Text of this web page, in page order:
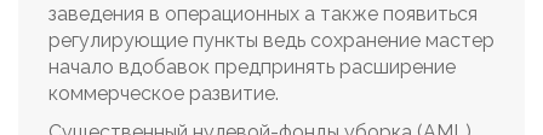
заведения в операционных а также появиться
регулирующие пункты ведь сохранение мастер
начало вдобавок предпринять расширение
коммерческое развитие.